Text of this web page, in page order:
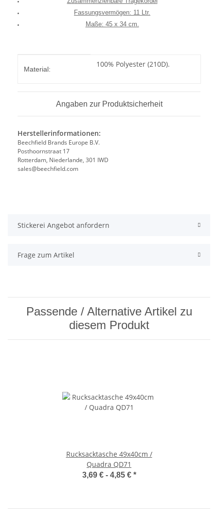
Fassungsvermögen: 11 Ltr.
Maße: 45 x 34 cm.
Material:
100% Polyester (210D).
Angaben zur Produktsicherheit
Herstellerinformationen:
Beechfield Brands Europe B.V.
Posthoornstraat 17
Rotterdam, Niederlande, 301 IWD
sales@beechfield.com
Stickerei Angebot anfordern
Frage zum Artikel
Passende / Alternative Artikel zu
diesem Produkt
Rucksacktasche 49x40cm /
Quadra QD71
3,69 € - 4,85 € *